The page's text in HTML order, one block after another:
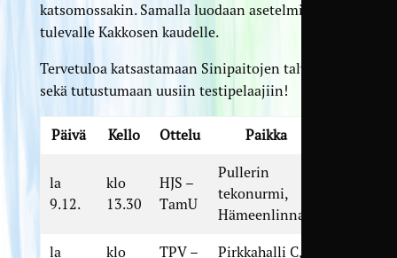
katsomossakin. Samalla luodaan asetelmia myös
tulevalle Kakkosen kaudelle.
Tervetuloa katsastamaan Sinipaitojen talvikunto
sekä tutustumaan uusiin testipelaajiin!
Päivä Kello Ottelu Paikka
la
9.12.
klo
13.30
HJS –
TamU
Pullerin
tekonurmi,
Hämeenlinna
la
klo
TPV –
Pirkkahalli C,